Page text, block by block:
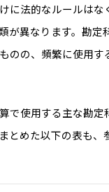
に法的なルールはな
が異なります。勘定
のの、頻繁に使用す
で使用する主な勘定
とめた以下の表も、